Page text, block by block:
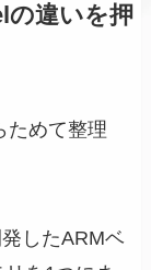
の違いを押
ためて整理
したARMベ